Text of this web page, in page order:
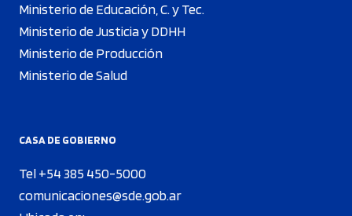
Ministerio de Educación, C. y Tec.
Ministerio de Justicia y DDHH
Ministerio de Producción
Ministerio de Salud
CASA DE GOBIERNO
Tel +54 385 450-5000
comunicaciones@sde.gob.ar